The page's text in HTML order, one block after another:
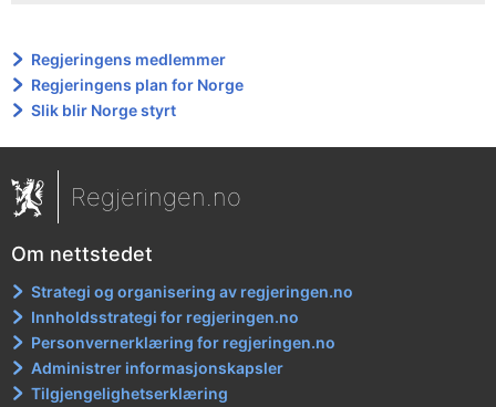
Regjeringens medlemmer
Regjeringens plan for Norge
Slik blir Norge styrt
Regjeringen.no
Om nettstedet
Strategi og organisering av regjeringen.no
Innholdsstrategi for regjeringen.no
Personvernerklæring for regjeringen.no
Administrer informasjonskapsler
Tilgjengelighetserklæring